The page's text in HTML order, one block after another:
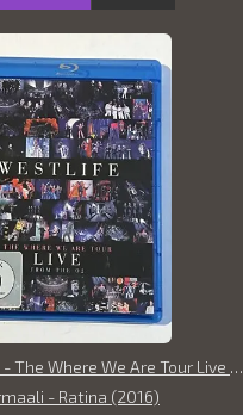
We Are Tour Live From The O2 (2010)
- Ratina (2016)